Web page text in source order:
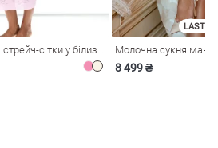
LAST
8 499 ₴